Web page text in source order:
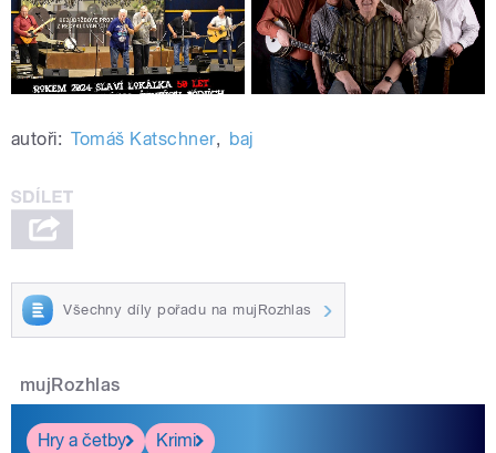
autoři: Tomáš Katschner, baj
Všechny díly pořadu na mujRozhlas
mujRozhlas
Hry a četby
Krimi